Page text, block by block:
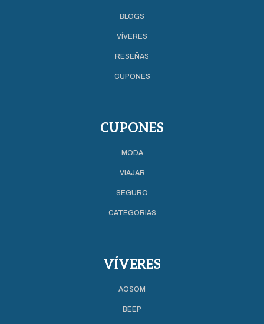
BLOGS
VÍVERES
RESEÑAS
CUPONES
CUPONES
MODA
VIAJAR
SEGURO
CATEGORÍAS
VÍVERES
AOSOM
BEEP